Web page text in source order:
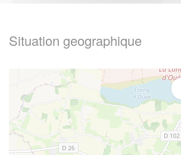
Situation geographique